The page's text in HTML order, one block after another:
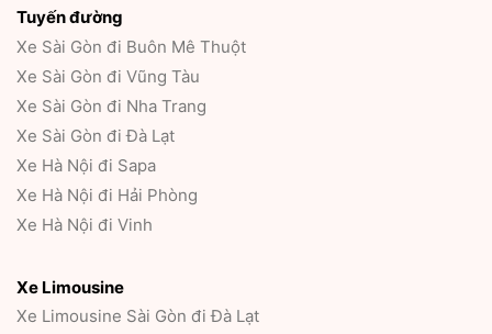
Tuyến đường
Xe Sài Gòn đi Buôn Mê Thuột
Xe Sài Gòn đi Vũng Tàu
Xe Sài Gòn đi Nha Trang
Xe Sài Gòn đi Đà Lạt
Xe Hà Nội đi Sapa
Xe Hà Nội đi Hải Phòng
Xe Hà Nội đi Vinh
Xe Limousine
Xe Limousine Sài Gòn đi Đà Lạt